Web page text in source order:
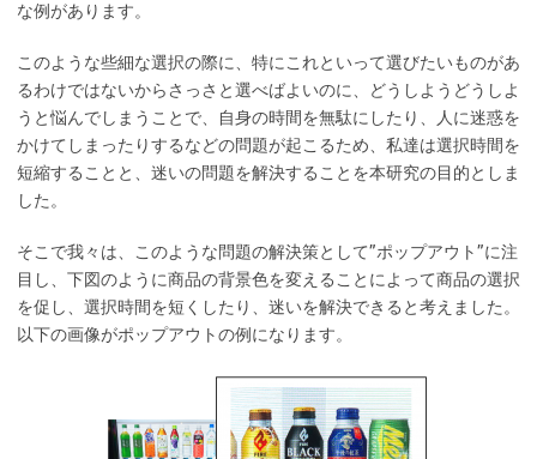
な例があります。
このような些細な選択の際に、特にこれといって選びたいものがあ
るわけではないからさっさと選べばよいのに、どうしようどうしよ
うと悩んでしまうことで、自身の時間を無駄にしたり、人に迷惑を
かけてしまったりするなどの問題が起こるため、私達は選択時間を
短縮することと、迷いの問題を解決することを本研究の目的としま
した。
そこで我々は、このような問題の解決策として”ポップアウト”に注
目し、下図のように商品の背景色を変えることによって商品の選択
を促し、選択時間を短くしたり、迷いを解決できると考えました。
以下の画像がポップアウトの例になります。